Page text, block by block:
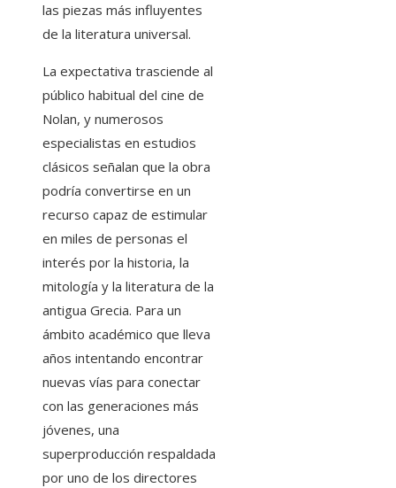
las piezas más influyentes
de la literatura universal.
La expectativa trasciende al
público habitual del cine de
Nolan, y numerosos
especialistas en estudios
clásicos señalan que la obra
podría convertirse en un
recurso capaz de estimular
en miles de personas el
interés por la historia, la
mitología y la literatura de la
antigua Grecia. Para un
ámbito académico que lleva
años intentando encontrar
nuevas vías para conectar
con las generaciones más
jóvenes, una
superproducción respaldada
por uno de los directores